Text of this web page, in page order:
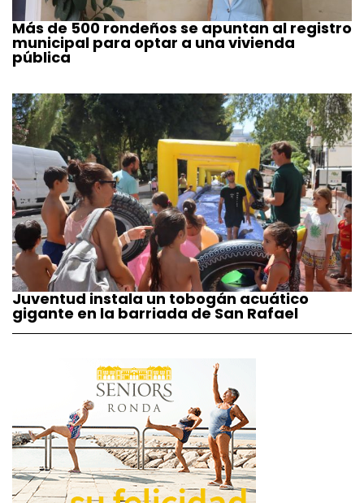
Más de 500 rondeños se apuntan al registro
municipal para optar a una vivienda
pública
Juventud instala un tobogán acuático
gigante en la barriada de San Rafael